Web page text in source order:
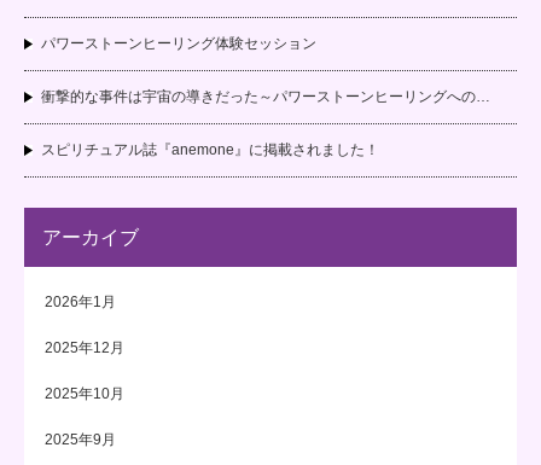
パワーストーンヒーリング体験セッション
衝撃的な事件は宇宙の導きだった～パワーストーンヒーリングへの…
スピリチュアル誌『anemone』に掲載されました！
アーカイブ
2026年1月
2025年12月
2025年10月
2025年9月